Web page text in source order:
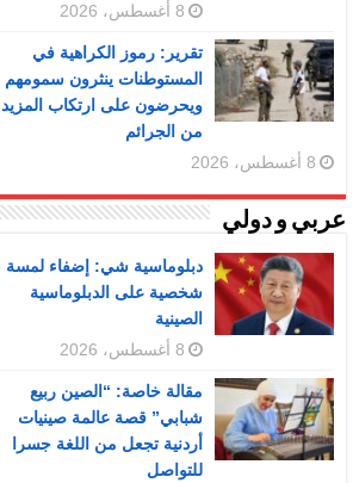
8 أغسطس، 2026
تقرير: رموز الكراهية في
المستوطنات ينثرون سمومهم
ويحرضون على ارتكاب المزيد
من الجرائم
8 أغسطس، 2026
عربي و دولي
دبلوماسية شي: إضفاء لمسة
شخصية على الدبلوماسية
الصينية
8 أغسطس، 2026
مقالة خاصة: “الصين ربيع
شبابي” قصة عالمة صينيات
أردنية تجعل من اللغة جسرا
للتواصل